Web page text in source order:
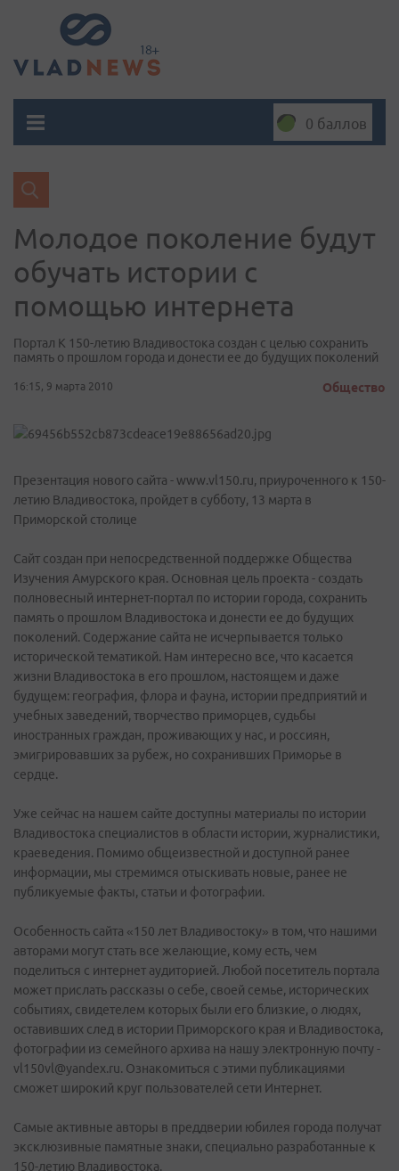
0 баллов
Молодое поколение будут
обучать истории с
помощью интернета
Портал К 150-летию Владивостока создан с целью сохранить
память о прошлом города и донести ее до будущих поколений
16:15, 9 марта 2010 Общество
Презентация нового сайта - www.vl150.ru, приуроченного к 150-
летию Владивостока, пройдет в субботу, 13 марта в
Приморской столице
Сайт создан при непосредственной поддержке Общества
Изучения Амурского края. Основная цель проекта - создать
полновесный интернет-портал по истории города, сохранить
память о прошлом Владивостока и донести ее до будущих
поколений. Содержание сайта не исчерпывается только
исторической тематикой. Нам интересно все, что касается
жизни Владивостока в его прошлом, настоящем и даже
будущем: география, флора и фауна, истории предприятий и
учебных заведений, творчество приморцев, судьбы
иностранных граждан, проживающих у нас, и россиян,
эмигрировавших за рубеж, но сохранивших Приморье в
сердце.
Уже сейчас на нашем сайте доступны материалы по истории
Владивостока специалистов в области истории, журналистики,
краеведения. Помимо общеизвестной и доступной ранее
информации, мы стремимся отыскивать новые, ранее не
публикуемые факты, статьи и фотографии.
Особенность сайта «150 лет Владивостоку» в том, что нашими
авторами могут стать все желающие, кому есть, чем
поделиться c интернет аудиторией. Любой посетитель портала
может прислать рассказы о себе, своей семье, исторических
событиях, свидетелем которых были его близкие, о людях,
оставивших след в истории Приморского края и Владивостока,
фотографии из семейного архива на нашу электронную почту -
vl150vl@yandex.ru. Ознакомиться с этими публикациями
сможет широкий круг пользователей сети Интернет.
Самые активные авторы в преддверии юбилея города получат
эксклюзивные памятные знаки, специально разработанные к
150-летию Владивостока.